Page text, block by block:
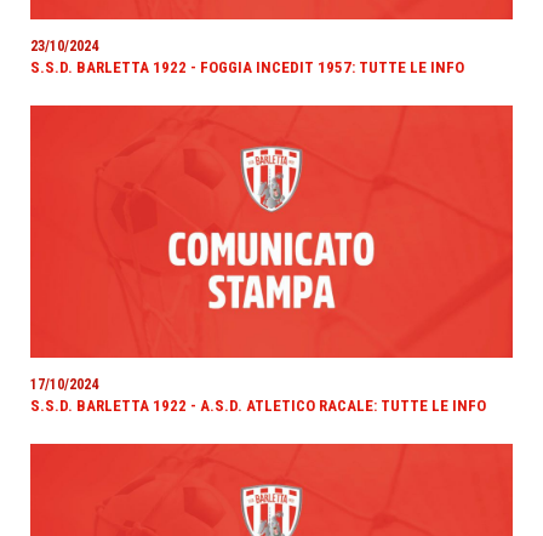
23/10/2024
S.S.D. BARLETTA 1922 - FOGGIA INCEDIT 1957: TUTTE LE INFO
17/10/2024
S.S.D. BARLETTA 1922 - A.S.D. ATLETICO RACALE: TUTTE LE INFO